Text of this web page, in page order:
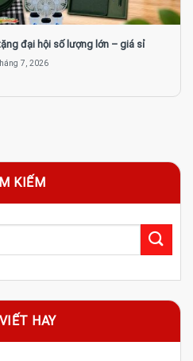
đại hội số lượng lớn – giá sỉ
7, 2026
KIẾM
HAY